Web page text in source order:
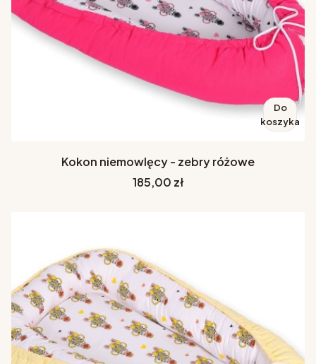
Do
koszyka
Kokon niemowlęcy - zebry różowe
Cena
185,00 zł